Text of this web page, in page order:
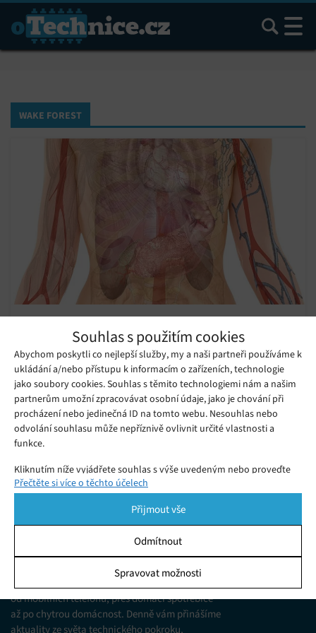
Souhlas s použitím cookies
Abychom poskytli co nejlepší služby, my a naši partneři používáme k
ukládání a/nebo přístupu k informacím o zařízeních, technologie
jako soubory cookies. Souhlas s těmito technologiemi nám a našim
partnerům umožní zpracovávat osobní údaje, jako je chování při
procházení nebo jedinečná ID na tomto webu. Nesouhlas nebo
odvolání souhlasu může nepříznivě ovlivnit určité vlastnosti a
funkce.
Kliknutím níže vyjádřete souhlas s výše uvedeným nebo proveďte
podrobnější rozhodnutí. Vaše volby budou použity pouze na tomto
pomocí přepínačů v Zásadách cookies nebo kliknutím na tlačítko
Spravovat souhlas ve spodní části obrazovky.
Ukládání a/nebo přístup k informacím v zařízení, Porozumění
publiku prostřednictvím statistik nebo kombinací údajů z
různých zdrojů.
Přečtěte si více o těchto účelech
Přijmout vše
Odmítnout
Spravovat možnosti
Hledat
WAKE FOREST
funkční tkáň lidských jater
Sobota 12. 06. 2021 Samuel
Vědcům se podařilo něco, v co sami téměř nedoufali – pomocí
3D tisku vytisknout biologicky životaschopnou tkáň lidských
jater.
Jsme web zajímající se o technologické novinky
od mobilních telefonů, přes domácí spotřebiče
až po chytrou domácnost. Denně vám přinášíme
aktuality ze světa technického pokroku,